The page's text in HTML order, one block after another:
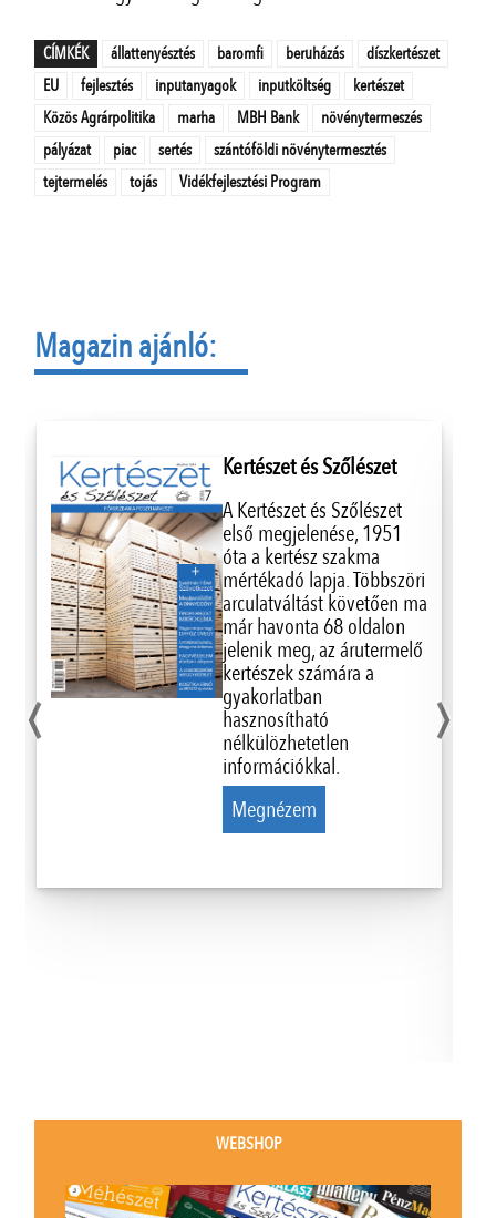
CÍMKÉK állattenyésztés baromfi beruházás
díszkertészet
EU
fejlesztés inputanyagok inputköltség
kertészet
Közös Agrárpolitika
marha MBH Bank
növénytermeszés
pályázat
piac sertés
szántóföldi növénytermesztés
tejtermelés
tojás Vidékfejlesztési Program
Magazin ajánló:
Kertészet és Szőlészet
A Kertészet és Szőlészet
első megjelenése, 1951
óta a kertész szakma
mértékadó lapja. Többszöri
arculatváltást követően ma
már havonta 68 oldalon
jelenik meg, az árutermelő
kertészek számára a
gyakorlatban
hasznosítható
nélkülözhetetlen
információkkal.
Megnézem
‹ ›
WEBSHOP